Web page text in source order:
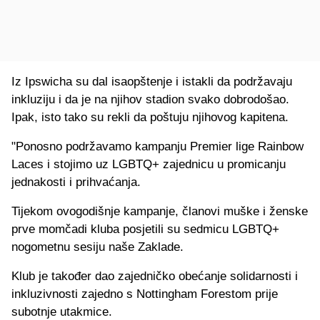
Iz Ipswicha su dal isaopštenje i istakli da podržavaju
inkluziju i da je na njihov stadion svako dobrodošao.
Ipak, isto tako su rekli da poštuju njihovog kapitena.
"Ponosno podržavamo kampanju Premier lige Rainbow
Laces i stojimo uz LGBTQ+ zajednicu u promicanju
jednakosti i prihvaćanja.
Tijekom ovogodišnje kampanje, članovi muške i ženske
prve momčadi kluba posjetili su sedmicu LGBTQ+
nogometnu sesiju naše Zaklade.
Klub je također dao zajedničko obećanje solidarnosti i
inkluzivnosti zajedno s Nottingham Forestom prije
subotnje utakmice.